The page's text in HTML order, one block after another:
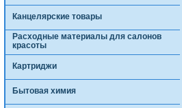
Канцелярские товары
Расходные материалы для салонов
красоты
Картриджи
Бытовая химия